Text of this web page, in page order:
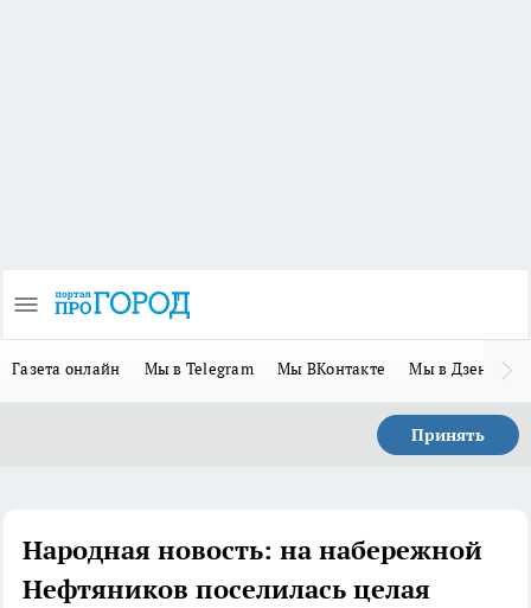
Газета онлайн Мы в Telegram Мы ВКонтакте Мы в Дзене
Принять
Народная новость: на набережной
Нефтяников поселилась целая